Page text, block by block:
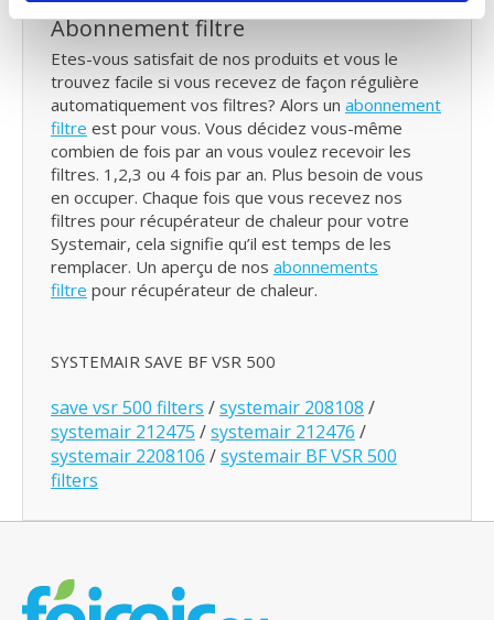
Abonnement filtre
Etes-vous satisfait de nos produits et vous le
trouvez facile si vous recevez de façon régulière
automatiquement vos filtres? Alors un abonnement
filtre est pour vous. Vous décidez vous-même
combien de fois par an vous voulez recevoir les
filtres. 1,2,3 ou 4 fois par an. Plus besoin de vous
en occuper. Chaque fois que vous recevez nos
filtres pour récupérateur de chaleur pour votre
Systemair, cela signifie qu’il est temps de les
remplacer. Un aperçu de nos abonnements
filtre pour récupérateur de chaleur.
SYSTEMAIR SAVE BF VSR 500
save vsr 500 filters /systemair 208108 /
systemair 212475 /systemair 212476 /
systemair 2208106 /systemair BF VSR 500
filters